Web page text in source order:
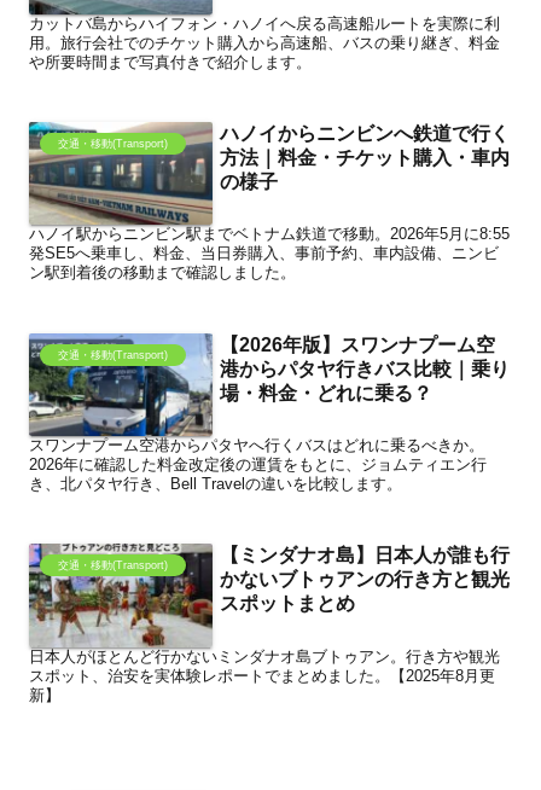
カットバ島からハイフォン・ハノイへ戻る高速船ルートを実際に利
用。旅行会社でのチケット購入から高速船、バスの乗り継ぎ、料金
や所要時間まで写真付きで紹介します。
交通・移動(Transport)
ハノイからニンビンへ鉄道で行く
方法｜料金・チケット購入・車内
の様子
ハノイ駅からニンビン駅までベトナム鉄道で移動。2026年5月に8:55
発SE5へ乗車し、料金、当日券購入、事前予約、車内設備、ニンビ
ン駅到着後の移動まで確認しました。
交通・移動(Transport)
【2026年版】スワンナプーム空
港からパタヤ行きバス比較｜乗り
場・料金・どれに乗る？
スワンナプーム空港からパタヤへ行くバスはどれに乗るべきか。
2026年に確認した料金改定後の運賃をもとに、ジョムティエン行
き、北パタヤ行き、Bell Travelの違いを比較します。
交通・移動(Transport)
【ミンダナオ島】日本人が誰も行
かないブトゥアンの行き方と観光
スポットまとめ
日本人がほとんど行かないミンダナオ島ブトゥアン。行き方や観光
スポット、治安を実体験レポートでまとめました。【2025年8月更
新】